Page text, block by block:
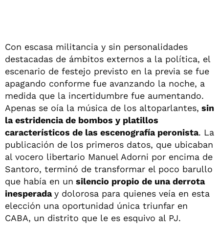
Con escasa militancia y sin personalidades
destacadas de ámbitos externos a la política, el
escenario de festejo previsto en la previa se fue
apagando conforme fue avanzando la noche, a
medida que la incertidumbre fue aumentando.
Apenas se oía la música de los altoparlantes, sin
la estridencia de bombos y platillos
característicos de las escenografía peronista. La
publicación de los primeros datos, que ubicaban
al vocero libertario Manuel Adorni por encima de
Santoro, terminó de transformar el poco barullo
que había en un silencio propio de una derrota
inesperaday dolorosa para quienes veía en esta
elección una oportunidad única triunfar en
CABA, un distrito que le es esquivo al PJ.